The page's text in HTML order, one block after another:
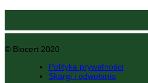
© Biocert 2020
Polityka prywatności
Skargi i odwołania